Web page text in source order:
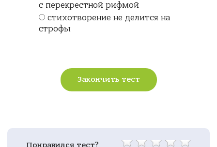
с перекрестной рифмой
стихотворение не делится на
строфы
Закончить тест
Понравился тест?